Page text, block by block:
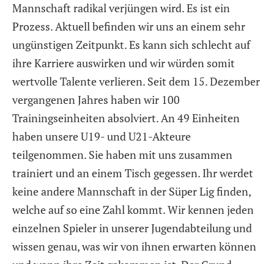
Mannschaft radikal verjüngen wird. Es ist ein
Prozess. Aktuell befinden wir uns an einem sehr
ungünstigen Zeitpunkt. Es kann sich schlecht auf
ihre Karriere auswirken und wir würden somit
wertvolle Talente verlieren. Seit dem 15. Dezember
vergangenen Jahres haben wir 100
Trainingseinheiten absolviert. An 49 Einheiten
haben unsere U19- und U21-Akteure
teilgenommen. Sie haben mit uns zusammen
trainiert und an einem Tisch gegessen. Ihr werdet
keine andere Mannschaft in der Süper Lig finden,
welche auf so eine Zahl kommt. Wir kennen jeden
einzelnen Spieler in unserer Jugendabteilung und
wissen genau, was wir von ihnen erwarten können